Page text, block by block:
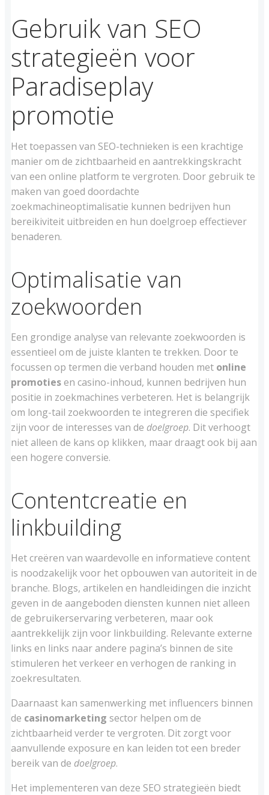
Gebruik van SEO
strategieën voor
Paradiseplay
promotie
Het toepassen van SEO-technieken is een krachtige
manier om de zichtbaarheid en aantrekkingskracht
van een online platform te vergroten. Door gebruik te
maken van goed doordachte
zoekmachineoptimalisatie kunnen bedrijven hun
bereikiviteit uitbreiden en hun doelgroep effectiever
benaderen.
Optimalisatie van
zoekwoorden
Een grondige analyse van relevante zoekwoorden is
essentieel om de juiste klanten te trekken. Door te
focussen op termen die verband houden met online
promotiesen casino-inhoud, kunnen bedrijven hun
positie in zoekmachines verbeteren. Het is belangrijk
om long-tail zoekwoorden te integreren die specifiek
zijn voor de interesses van de doelgroep. Dit verhoogt
niet alleen de kans op klikken, maar draagt ook bij aan
een hogere conversie.
Contentcreatie en
linkbuilding
Het creëren van waardevolle en informatieve content
is noodzakelijk voor het opbouwen van autoriteit in de
branche. Blogs, artikelen en handleidingen die inzicht
geven in de aangeboden diensten kunnen niet alleen
de gebruikerservaring verbeteren, maar ook
aantrekkelijk zijn voor linkbuilding. Relevante externe
links en links naar andere pagina’s binnen de site
stimuleren het verkeer en verhogen de ranking in
zoekresultaten.
Daarnaast kan samenwerking met influencers binnen
de casinomarketing sector helpen om de
zichtbaarheid verder te vergroten. Dit zorgt voor
aanvullende exposure en kan leiden tot een breder
bereik van de doelgroep.
Het implementeren van deze SEO strategieën biedt